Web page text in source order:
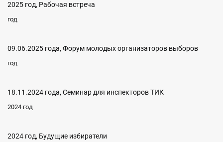
2025 год, Рабочая встреча
год
09.06.2025 года, Форум молодых организаторов выборов
год
18.11.2024 года, Семинар для инспекторов ТИК
2024 год
2024 год, Будущие избиратели